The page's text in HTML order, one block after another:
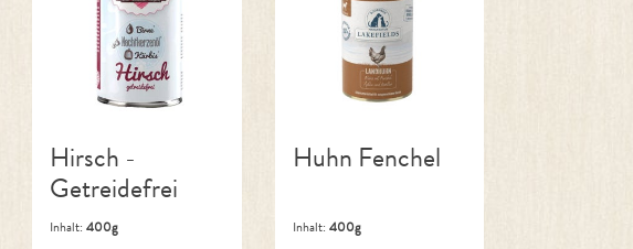
Hirsch -
Getreidefrei
Inhalt:400g
Huhn Fenchel
Inhalt: 400g